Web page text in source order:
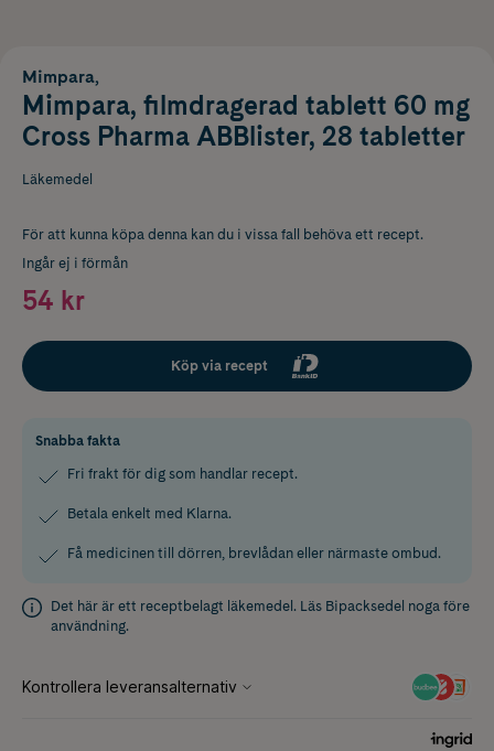
Mimpara,
Mimpara, filmdragerad tablett 60 mg
Cross Pharma ABBlister, 28 tabletter
Läkemedel
För att kunna köpa denna kan du i vissa fall behöva ett recept.
Ingår ej i förmån
54 kr
Köp via recept
Snabba fakta
Fri frakt för dig som handlar recept.
Betala enkelt med Klarna.
Få medicinen till dörren, brevlådan eller närmaste ombud.
Det här är ett receptbelagt läkemedel. Läs Bipacksedel noga före
användning.